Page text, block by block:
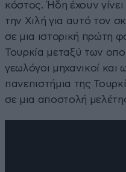
κόστος. Ήδη έχουν
την Χιλή για αυτό τον
σε μια ιστορική πρώτη
Τουρκία μεταξύ των
γεωλόγοι μηχανικοί
πανεπιστήμια της
σε μια αποστολή